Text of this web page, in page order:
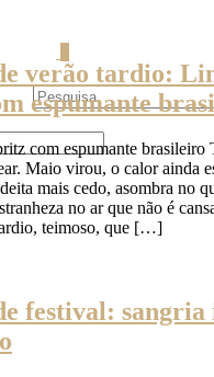
verão tardio:
espumante
com espumante brasileiro
Maio virou, o calor ainda
mais cedo, asombra no
no ar que não é
teimoso, que […]
festival: